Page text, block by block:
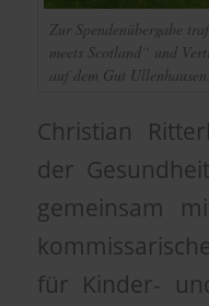
Zur Spendenübergabe
meets Scotland“ und
auf dem Gut Ullenhausen.
Christian
der
gemeinsam
für Kinder-